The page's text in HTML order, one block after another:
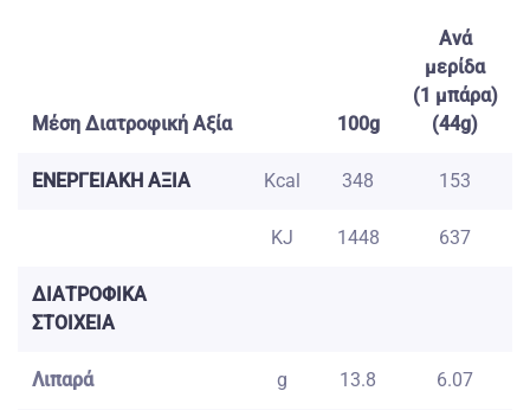
Μέση Διατροφική Αξία 100g
Ανά
μερίδα
(1 μπάρα)
(44g)
ΕΝΕΡΓΕΙΑΚΗ ΑΞΙΑ Kcal 348 153
KJ 1448 637
ΔΙΑΤΡΟΦΙΚΑ
ΣΤΟΙΧΕΙΑ
Λιπαρά g 13.8 6.07